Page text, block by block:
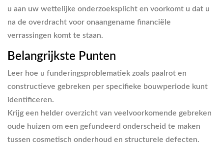
u aan uw wettelijke onderzoeksplicht en voorkomt u dat u
na de overdracht voor onaangename financiële
verrassingen komt te staan.
Belangrijkste Punten
Leer hoe u funderingsproblematiek zoals paalrot en
constructieve gebreken per specifieke bouwperiode kunt
identificeren.
Krijg een helder overzicht van veelvoorkomende gebreken
oude huizen om een gefundeerd onderscheid te maken
tussen cosmetisch onderhoud en structurele defecten.